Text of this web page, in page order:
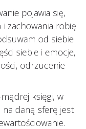
pojawia się,
zachowania robię
od siebie
siebie i emocje,
odrzucenie
księgi, w
daną sferę jest